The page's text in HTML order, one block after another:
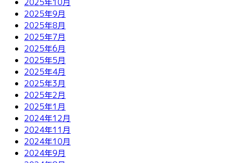
2025年9月
2025年8月
2025年7月
2025年6月
2025年5月
2025年4月
2025年3月
2025年2月
2025年1月
2024年12月
2024年11月
2024年10月
2024年9月